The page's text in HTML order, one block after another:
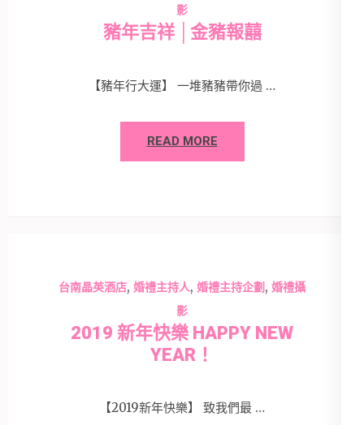
影
豬年吉祥 │金豬報囍
【豬年行大運】 一堆豬豬帶你過 …
READ MORE
台南晶英酒店, 婚禮主持人, 婚禮主持企劃 , 婚禮攝
影
2019 新年快樂 HAPPY NEW
YEAR！
【2019新年快樂】 致我們最 …